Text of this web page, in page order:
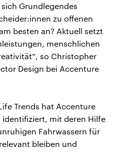
Grundlegendes
zu offenen
besten an? Aktuell setzt
menschlichen
so Christopher
Design bei Accenture
Trends hat Accenture
mit deren Hilfe
Fahrwassern für
bleiben und